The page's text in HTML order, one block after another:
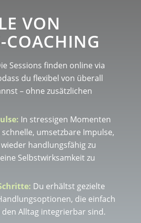
VON
COACHING
Sessions finden online via
du flexibel von überall
– ohne zusätzlichen
In stressigen Momenten
umsetzbare Impulse,
handlungsfähig zu
Selbstwirksamkeit zu
Du erhältst gezielte
die einfach
Alltag integrierbar sind.